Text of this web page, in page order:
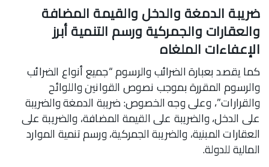
ضريبة الدمغة والدخل والقيمة المضافة
والعقارات والجمركية ورسم التنمية أبرز
الإعفاءات الملغاه
كما يقصد بعبارة الضرائب والرسوم “جميع أنواع الضرائب
والرسوم المقررة بموجب نصوص القوانين واللوائح
والقرارات”، وعلى وجه الخصوص: ضريبة الدمغة والضريبة
على الدخل، والضريبة على القيمة المضافة، والضريبة على
العقارات المبنية، والضريبة الجمركية، ورسم تنمية الموارد
المالية للدولة.